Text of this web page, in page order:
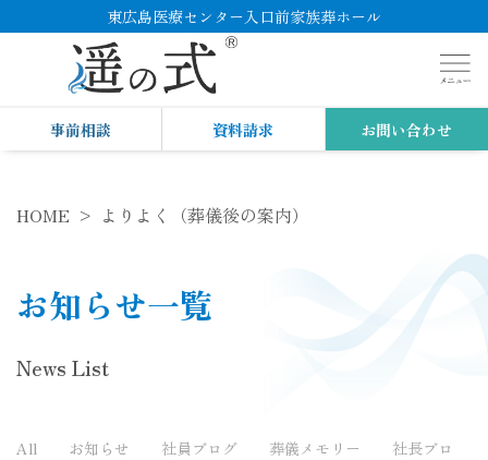
東広島医療センター入口前家族葬ホール
事前相談 資料請求 お問い合わせ
HOME よりよく（葬儀後の案内）
お知らせ一覧
News List
All お知らせ 社員ブログ 葬儀メモリー
社長ブロ